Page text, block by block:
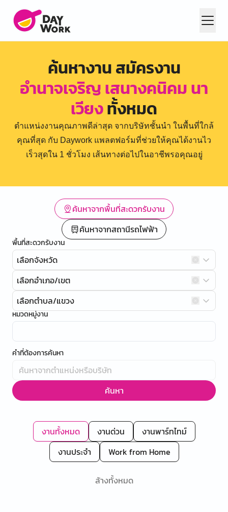
ค้นหางาน สมัครงาน
อำนาจเจริญ เสนางคนิคม นา
เวียงทั้งหมด
ตำแหน่งงานคุณภาพดีล่าสุด จากบริษัทชั้นนำ ในพื้นที่ใกล้
คุณที่สุด กับ Daywork แพลตฟอร์มที่ช่วยให้คุณได้งานไว
เร็วสุดใน 1 ชั่วโมง เส้นทางต่อไปในอาชีพรอคุณอยู่
ค้นหาจากพื้นที่สะดวกรับงาน
ค้นหาจากสถานีรถไฟฟ้า
พื้นที่สะดวกรับงาน
เลือกจังหวัด
เลือกอำเภอ/เขต
เลือกตำบล/แขวง
หมวดหมู่งาน
คำที่ต้องการค้นหา
ค้นหา
งานทั้งหมด งานด่วน
งานพาร์ทไทม์
งานประจำ
Work from Home
ล้างทั้งหมด